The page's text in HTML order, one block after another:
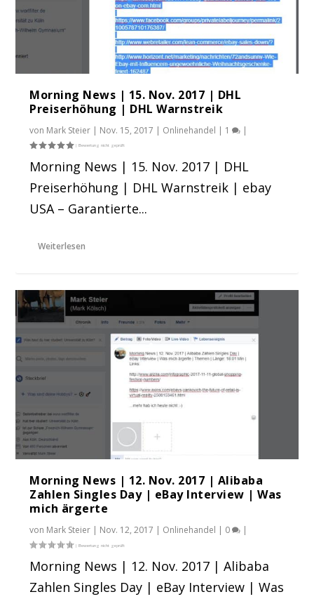
Morning News | 15. Nov. 2017 | DHL
Preiserhöhung | DHL Warnstreik
von Mark Steier | Nov. 15, 2017 | Onlinehandel | 1 |
Morning News | 15. Nov. 2017 | DHL
Preiserhöhung | DHL Warnstreik | ebay
USA – Garantierte...
Weiterlesen
Morning News | 12. Nov. 2017 | Alibaba
Zahlen Singles Day | eBay Interview | Was
mich ärgerte
von Mark Steier Nov. 12, 2017 Onlinehandel 0
Morning News | 12. Nov. 2017 | Alibaba
Zahlen Singles Day | eBay Interview | Was